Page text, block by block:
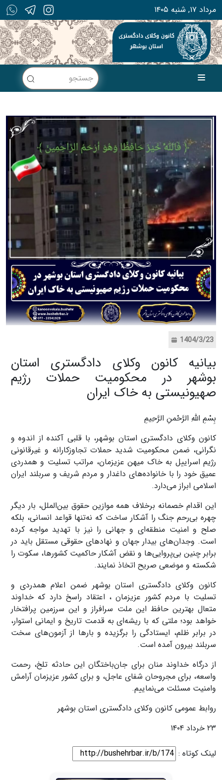
۱۴۰۵ مرداد ۱۷, شنبه
1404/3/23
بیانیه کانون وکلای دادگستری استان
بوشهر در محکومیت حملات رژیم
صهیونیستی به خاک ایران
بِسْمِ اللهِ الرَّحْمنِ الرَّحِيمِ
کانون وکلای دادگستری استان بوشهر، با قلبی آکنده از اندوه و
نگرانی، ضمن محکومیت شدید حملات تجاوزکارانه و غیرقانونی
رژیم اسراییل به خاک میهن عزیزمان، مراتب تسلیت و همدردی
عمیق خود را با خانواده‌های داغدار و مردم شریف و سربلند ایران
اسلامی ابراز می‌دارد.
این اقدام خصمانه برخلاف همه موازین حقوق بین‌الملل، بار دیگر
چهره بی‌رحم جنگ را آشکار ساخت که نه‌تنها قواعد انسانی، بلکه
صلح و امنیت منطقه‌ای و جهانی را نیز با تهدید مواجه کرده
است. وجدان‌های بیدار جهان و نهادهای حقوقی مستقل باید در
برابر چنین بی‌پروایی‌ها و نقض آشکار حاکمیت کشورها، سکوت را
شکسته و موضعی صریح اتخاذ نمایند.
کانون وکلای دادگستری استان بوشهر ضمن اعلام همدردی و
تسلیت با مردم کشور عزیزمان ، اعتقاد راسخ دارد که خداوند
متعال بهترین حافظ این ملت سرافراز و این سرزمین پرافتخار
خواهد بود؛ ملتی که با ریشه‌ای به قدمت تاریخ و ایمانی استوار،
در برابر ظلم، ایستادگی را برگزیده و بارها از آزمون‌های سخت
سربلند بیرون آمده است.
از درگاه خداوند منان برای جان‌باختگان این حادثه‌ تلخ، رحمت
واسعه، برای مجروحان شفای عاجل، و برای کشور عزیزمان آرامش
و‌امنیت مسئلت می‌نماییم.
روابط عمومی کانون وکلای دادگستری استان بوشهر
۲۳ خرداد ۱۴۰۴
لینک کوتاه :